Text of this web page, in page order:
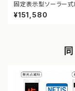
固定表示型ソーラー
板 ドットサイン【車両出
ETIS登録】
¥151,580